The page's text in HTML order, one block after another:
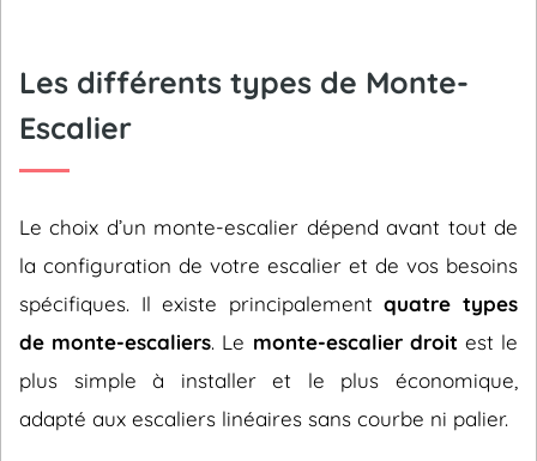
Les différents types de Monte-
Escalier
Le choix d’un monte-escalier dépend avant tout de
la configuration de votre escalier et de vos besoins
spécifiques. Il existe principalementquatre types
de monte-escaliers. Le monte-escalier droit est le
plus simple à installer et le plus économique,
adapté aux escaliers linéaires sans courbe ni palier.